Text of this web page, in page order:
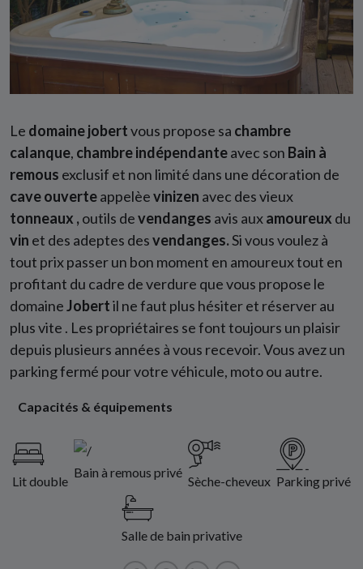
Le domaine jobertvous propose sa chambre
calanque, chambre indépendanteavec son Bain à
remous exclusif et non limité dans une décoration de
cave ouverteappelèevinizen avec des vieux
tonneaux ,outils devendanges avis auxamoureux du
vin et des adeptes desvendanges.Si vous voulez à
tout prix passer un bon moment en amoureux tout en
profitant du cadre de verdure que vous propose le
domaineJobertil ne faut plus hésiter et réserver au
plus vite . Les propriétaires se font toujours un plaisir
depuis plusieurs années à vous recevoir. Vous avez un
parking fermé pour votre véhicule, moto ou autre.
Capacités & équipements
Lit double
Bain à remous privé
Sèche-cheveux Parking privé
Salle de bain privative